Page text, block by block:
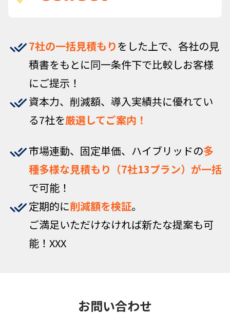
7社の一括見積もりをした上で、各社の見
積書をもとに同一条件下で比較しお客様
にご提示！
資本力、削減額、導入実績共に優れてい
る7社を厳選してご案内！
市場連動、固定単価、ハイブリッドの多
種多様な見積もり（7社13プラン）が一括
で可能！
定期的に削減額を検証。
ご満足いただけなければ新たな提案も可
能！XXX
お問い合わせ